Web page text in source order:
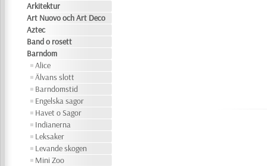
Arkitektur
Art Nuovo och Art Deco
Aztec
Band o rosett
Barndom
Alice
Älvans slott
Barndomstid
Engelska sagor
Havet o Sagor
Indianerna
Leksaker
Levande skogen
Mini Zoo